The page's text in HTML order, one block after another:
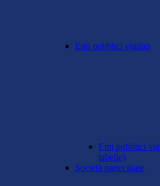
Enti pubblici vigilati
Enti pubblici
tabelle)
Società partecipate